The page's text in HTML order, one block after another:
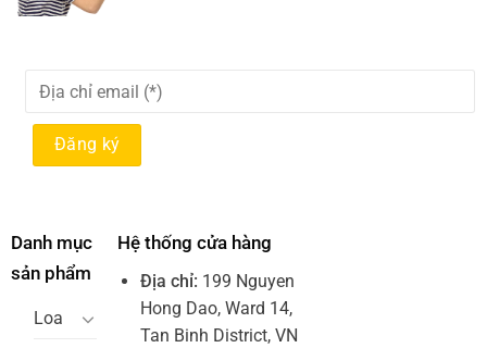
Danh mục
sản phẩm
Loa
Hệ thống cửa hàng
Địa chỉ: 199 Nguyen
Hong Dao, Ward 14,
Tan Binh District, VN